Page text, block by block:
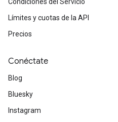
Límites y cuotas de la API
Precios
Conéctate
Blog
Bluesky
Instagram